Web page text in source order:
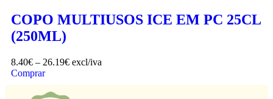
COPO MULTIUSOS ICE EM PC 25CL
(250ML)
8.40€ – 26.19€ excl/iva
Comprar